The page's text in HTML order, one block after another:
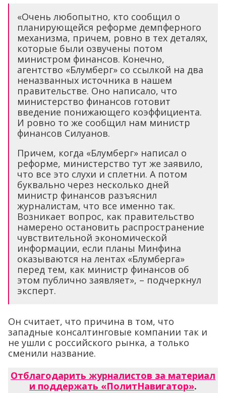
«Очень любопытно, кто сообщил о
планирующейся реформе демпферного
механизма, причем, ровно в тех деталях,
которые были озвучены потом
министром финансов. Конечно,
агентство «Блумберг» со ссылкой на два
неназванных источника в нашем
правительстве. Оно написало, что
министерство финансов готовит
введение понижающего коэффициента.
И ровно то же сообщил нам министр
финансов Силуанов.
Причем, когда «Блумберг» написал о
реформе, министерство тут же заявило,
что все это слухи и сплетни. А потом
буквально через несколько дней
министр финансов разъяснил
журналистам, что все именно так.
Возникает вопрос, как правительство
намерено остановить распространение
чувствительной экономической
информации, если планы Минфина
оказываются на лентах «Блумберга»
перед тем, как министр финансов об
этом публично заявляет», – подчеркнул
эксперт.
Он считает, что причина в том, что
западные консалтинговые компании так и
не ушли с российского рынка, а только
сменили название.
Отблагодарить журналистов за материал
и поддержать «ПолитНавигатор».